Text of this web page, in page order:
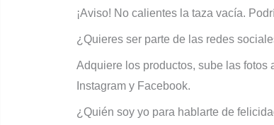
¡Aviso! No calientes la taza vacía.
¿Quieres ser parte de las redes
Adquiere los productos, sube las fotos
Instagram y Facebook.
¿Quién soy yo para hablarte de